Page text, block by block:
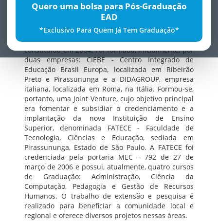
Quero uma bolsa para Pós-Graduação
EAD
*Exclusivo Para Quem Já Tem Graduação*
A FATECE nasceu da visão empreendedora de um
grupo de empresários ligados ao setor educacional,
tecnológico e de prestação de serviços. Tem como
Mantenedora a empresa denominada DIDACIEBE,
constituída em 2004. Foi formada, inicialmente, por
duas empresas: CIEBE - Centro Integrado de
Educação Brasil Europa, localizada em Ribeirão
Preto e Pirassununga e a DIDAGROUP, empresa
italiana, localizada em Roma, na Itália. Formou-se,
portanto, uma Joint Venture, cujo objetivo principal
era fomentar e subsidiar o credenciamento e a
implantação da nova Instituição de Ensino
Superior, denominada FATECE - Faculdade de
Tecnologia, Ciências e Educação, sediada em
Pirassununga, Estado de São Paulo. A FATECE foi
credenciada pela portaria MEC – 792 de 27 de
março de 2006 e possui, atualmente, quatro cursos
de Graduação: Administração, Ciência da
Computação, Pedagogia e Gestão de Recursos
Humanos. O trabalho de extensão e pesquisa é
realizado para beneficiar a comunidade local e
regional e oferece diversos projetos nessas áreas.